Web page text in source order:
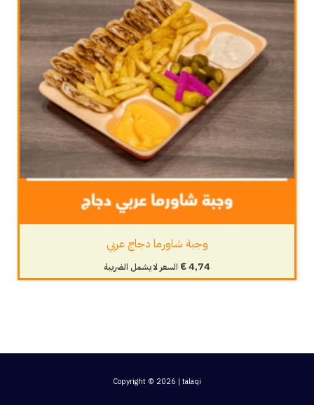
وجبة شاورما دجاج عربي
€4,74 السعر لا يشمل الضريبة
Copyright © 2026 | talaqi